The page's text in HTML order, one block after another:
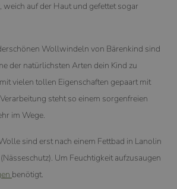
auf der Haut und gefettet sogar
Wollwindeln von Bärenkind sind
der natürlichsten Arten dein Kind zu
vielen tollen Eigenschaften gepaart mit
steht so einem sorgenfreien
im Wege.
sind erst nach einem Fettbad in Lanolin
Um Feuchtigkeit aufzusaugen
benötigt.